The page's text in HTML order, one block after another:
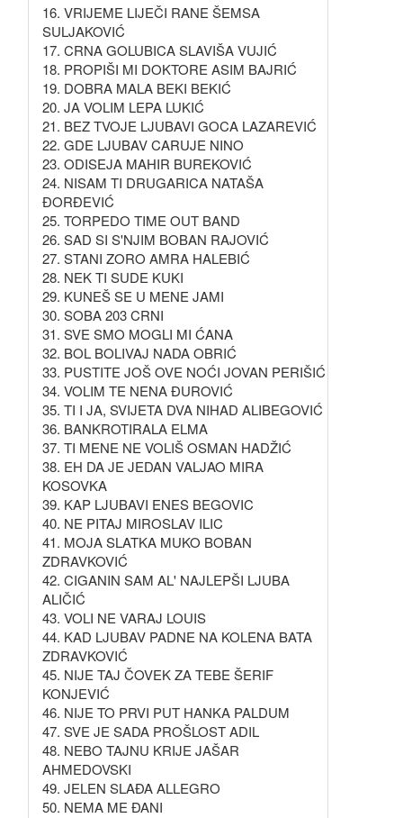
16. VRIJEME LIJEČI RANE ŠEMSA
SULJAKOVIĆ
17. CRNA GOLUBICA SLAVIŠA VUJIĆ
18. PROPIŠI MI DOKTORE ASIM BAJRIĆ
19. DOBRA MALA BEKI BEKIĆ
20. JA VOLIM LEPA LUKIĆ
21. BEZ TVOJE LJUBAVI GOCA LAZAREVIĆ
22. GDE LJUBAV CARUJE NINO
23. ODISEJA MAHIR BUREKOVIĆ
24. NISAM TI DRUGARICA NATAŠA
ĐORĐEVIĆ
25. TORPEDO TIME OUT BAND
26. SAD SI S'NJIM BOBAN RAJOVIĆ
27. STANI ZORO AMRA HALEBIĆ
28. NEK TI SUDE KUKI
29. KUNEŠ SE U MENE JAMI
30. SOBA 203 CRNI
31. SVE SMO MOGLI MI ĆANA
32. BOL BOLIVAJ NADA OBRIĆ
33. PUSTITE JOŠ OVE NOĆI JOVAN PERIŠIĆ
34. VOLIM TE NENA ĐUROVIĆ
35. TI I JA, SVIJETA DVA NIHAD ALIBEGOVIĆ
36. BANKROTIRALA ELMA
37. TI MENE NE VOLIŠ OSMAN HADŽIĆ
38. EH DA JE JEDAN VALJAO MIRA
KOSOVKA
39. KAP LJUBAVI ENES BEGOVIC
40. NE PITAJ MIROSLAV ILIC
41. MOJA SLATKA MUKO BOBAN
ZDRAVKOVIĆ
42. CIGANIN SAM AL' NAJLEPŠI LJUBA
ALIČIĆ
43. VOLI NE VARAJ LOUIS
44. KAD LJUBAV PADNE NA KOLENA BATA
ZDRAVKOVIĆ
45. NIJE TAJ ČOVEK ZA TEBE ŠERIF
KONJEVIĆ
46. NIJE TO PRVI PUT HANKA PALDUM
47. SVE JE SADA PROŠLOST ADIL
48. NEBO TAJNU KRIJE JAŠAR
AHMEDOVSKI
49. JELEN SLAĐA ALLEGRO
50. NEMA ME ĐANI